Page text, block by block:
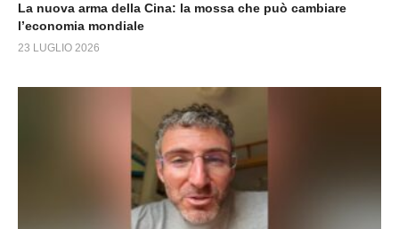
La nuova arma della Cina: la mossa che può cambiare
l’economia mondiale
23 LUGLIO 2026